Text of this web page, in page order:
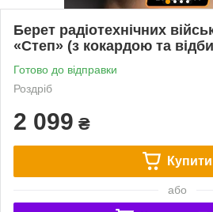
Берет радіотехнічних
«Степ» (з кокардою та
Готово до відправки
Роздріб
2 099 ₴
Купити
або